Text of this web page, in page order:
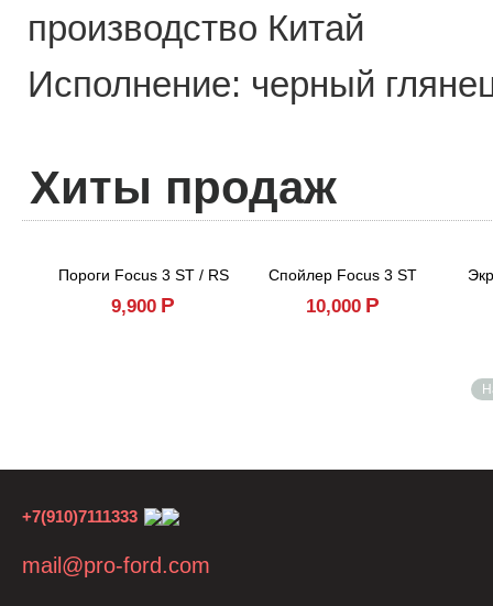
производство Китай
Исполнение: черный
Хиты продаж
Пороги Focus 3 ST / RS
9,900 Р
Спойлер Focus 3 ST
10,000 Р
+7(910)7111333
mail@pro-ford.com